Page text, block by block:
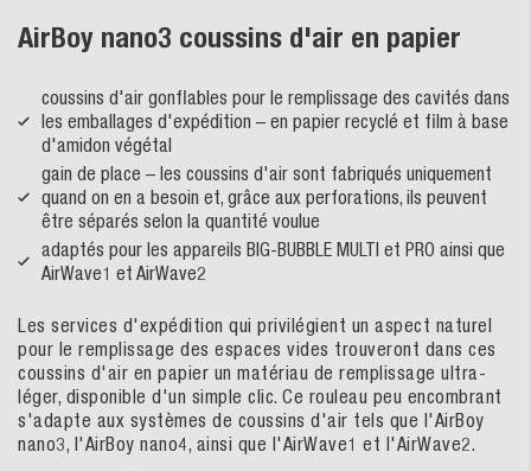
AirBoy nano3 coussins d'air en papier
coussins d'air gonflables pour le remplissage des cavités dans
les emballages d'expédition – en papier recyclé et film à base
d'amidon végétal
gain de place – les coussins d'air sont fabriqués uniquement
quand on en a besoin et, grâce aux perforations, ils peuvent
être séparés selon la quantité voulue
adaptés pour les appareils BIG-BUBBLE MULTI et PRO ainsi que
AirWave1 et AirWave2
Les services d'expédition qui privilégient un aspect naturel
pour le remplissage des espaces vides trouveront dans ces
coussins d'air en papier un matériau de remplissage ultra-
léger, disponible d'un simple clic. Ce rouleau peu encombrant
s'adapte aux systèmes de coussins d'air tels que l'AirBoy
nano3, l'AirBoy nano4, ainsi que l'AirWave1 et l'AirWave2.